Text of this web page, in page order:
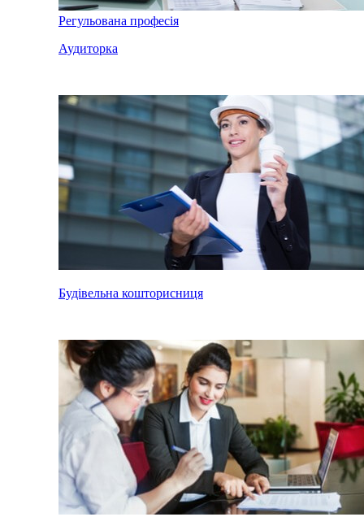
Регульована професія
Аудиторка
Будівельна кошторисниця